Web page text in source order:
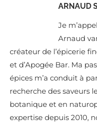
ARNAUD
Je
Arnaud
créateur de l’épicerie
et d’Apogée Bar. Ma
épices m’a conduit à
recherche des saveurs
botanique et en
expertise depuis 2010,